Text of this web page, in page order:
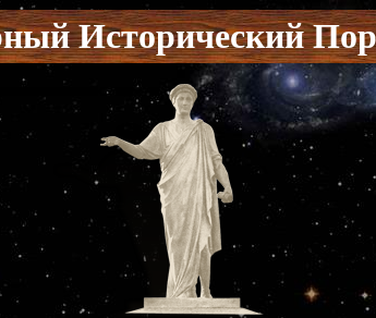
Исторический